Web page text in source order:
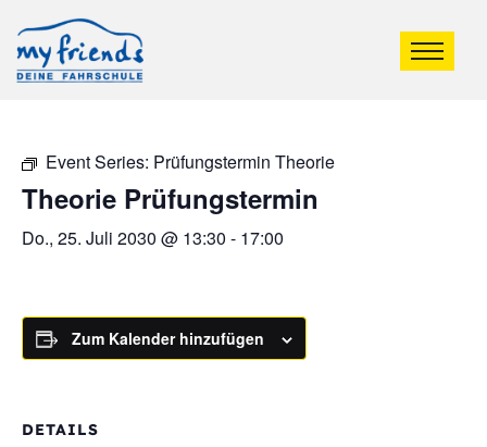
Event Series: Prüfungstermin Theorie
Theorie Prüfungstermin
Do., 25. Juli 2030 @ 13:30 - 17:00
Zum Kalender hinzufügen
DETAILS